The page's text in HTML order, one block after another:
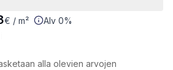
€ / m² Alv 0%
alla olevien arvojen